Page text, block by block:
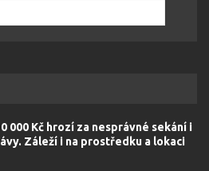
000 Kč hrozí za nesprávné sekání i
Záleží i na prostředku a lokaci